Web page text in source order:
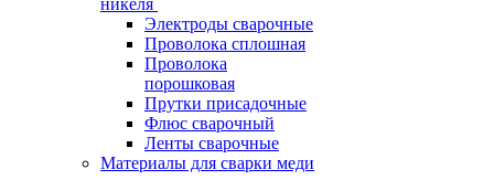
никеля
Электроды сварочные
Проволока сплошная
Проволока
порошковая
Прутки присадочные
Флюс сварочный
Ленты сварочные
Материалы для сварки меди